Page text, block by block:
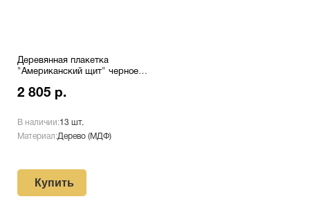
Деревянная плакетка
"Американский щит" черное
гравировкой Pl 16 S/Bk
2 805 р.
В наличии:13 шт.
Материал:Дерево (МДФ)
Купить